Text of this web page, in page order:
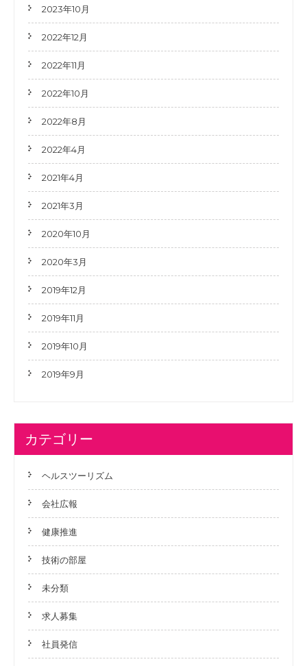
2023年10月
2022年12月
2022年11月
2022年10月
2022年8月
2022年4月
2021年4月
2021年3月
2020年10月
2020年3月
2019年12月
2019年11月
2019年10月
2019年9月
カテゴリー
ヘルスツーリズム
会社広報
健康推進
技術の部屋
未分類
求人募集
社員発信